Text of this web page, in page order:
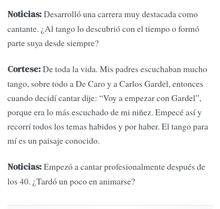
Noticias:Desarrolló una carrera muy destacada como
cantante. ¿Al tango lo descubrió con el tiempo o formó
parte suya desde siempre?
Cortese:De toda la vida. Mis padres escuchaban mucho
tango, sobre todo a De Caro y a Carlos Gardel, entonces
cuando decidí cantar dije: “Voy a empezar con Gardel”,
porque era lo más escuchado de mi niñez. Empecé así y
recorrí todos los temas habidos y por haber. El tango para
mí es un paisaje conocido.
Noticias:Empezó a cantar profesionalmente después de
los 40. ¿Tardó un poco en animarse?